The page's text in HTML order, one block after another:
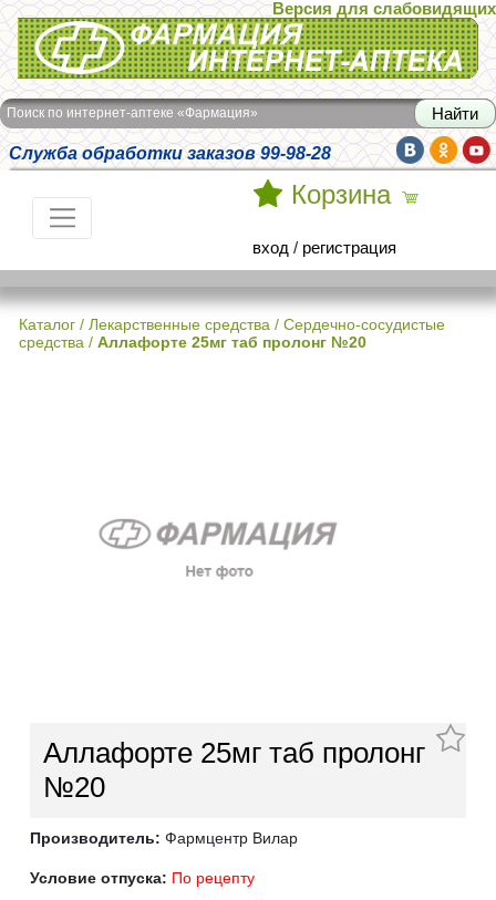
Интернет-аптека Фармация
Версия для слабовидящих
Поиск по интернет-аптеке «Фармация»
Служба обработки заказов 99-98-28
Корзина
вход / регистрация
Каталог / Лекарственные средства / Сердечно-сосудистые
средства / Аллафорте 25мг таб пролонг №20
Аллафорте 25мг таб пролонг
№20
Производитель: Фармцентр Вилар
Условие отпуска: По рецепту